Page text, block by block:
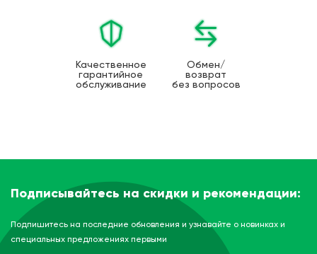
Качественное
гарантийное
обслуживание
Обмен/
возврат
без вопросов
Подписывайтесь на скидки и рекомендации:
Подпишитесь на последние обновления и узнавайте о новинках и
специальных предложениях первыми